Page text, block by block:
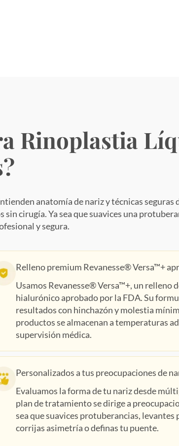
Rinoplastia
anatomía de nariz y técnicas seguras
cirugía. Ya sea que suavices una
y segura.
Relleno premium Revanesse® Versa™+
Usamos Revanesse® Versa™+, un relleno
hialurónico aprobado por la FDA. Su
resultados con hinchazón y molestia
productos se almacenan a temperaturas
supervisión médica.
Personalizados a tus preocupaciones de
Evaluamos la forma de tu nariz desde
plan de tratamiento se dirige a
sea que suavices protuberancias, levantes
corrijas asimetría o definas tu puente.